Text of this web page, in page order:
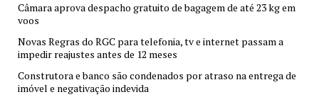
Câmara aprova despacho gratuito de bagagem de até 23 kg em
voos
Novas Regras do RGC para telefonia, tv e internet passam a
impedir reajustes antes de 12 meses
Construtora e banco são condenados por atraso na entrega de
imóvel e negativação indevida